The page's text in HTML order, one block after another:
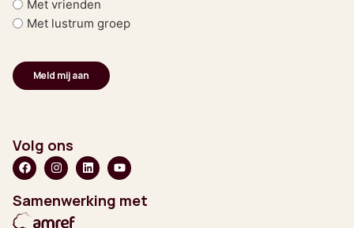
Met vrienden
Met lustrum groep
Volg ons
Samenwerking met